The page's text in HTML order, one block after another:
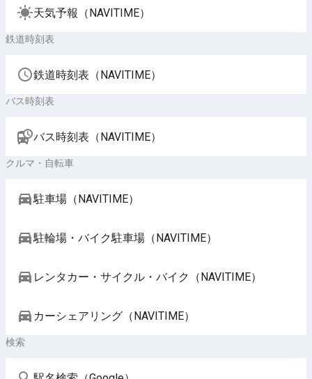
天気予報（NAVITIME）
鉄道時刻表
鉄道時刻表（NAVITIME）
バス時刻表
バス時刻表（NAVITIME）
クルマ・自転車
駐車場（NAVITIME）
駐輪場・バイク駐車場（NAVITIME）
レンタカー・サイクル・バイク（NAVITIME）
カーシェアリング（NAVITIME）
検索